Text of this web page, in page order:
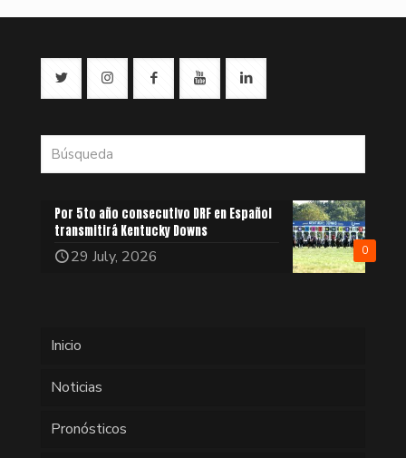
0
Por 5to año consecutivo DRF en Español
transmitirá Kentucky Downs
29 July, 2026
Inicio
Noticias
Pronósticos